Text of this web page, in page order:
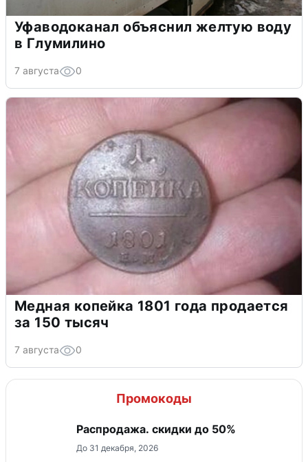
Уфаводоканал объяснил желтую воду
в Глумилино
7 августа 0
Медная копейка 1801 года продается
за 150 тысяч
7 августа 0
Промокоды
Распродажа. скидки до 50%
До 31 декабря, 2026